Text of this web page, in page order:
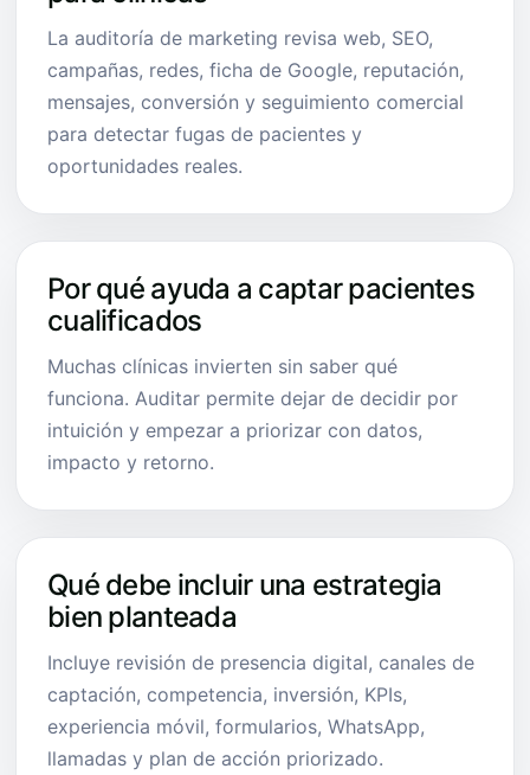
La auditoría de marketing revisa web, SEO,
campañas, redes, ficha de Google, reputación,
mensajes, conversión y seguimiento comercial
para detectar fugas de pacientes y
oportunidades reales.
Por qué ayuda a captar pacientes
cualificados
Muchas clínicas invierten sin saber qué
funciona. Auditar permite dejar de decidir por
intuición y empezar a priorizar con datos,
impacto y retorno.
Qué debe incluir una estrategia
bien planteada
Incluye revisión de presencia digital, canales de
captación, competencia, inversión, KPIs,
experiencia móvil, formularios, WhatsApp,
llamadas y plan de acción priorizado.